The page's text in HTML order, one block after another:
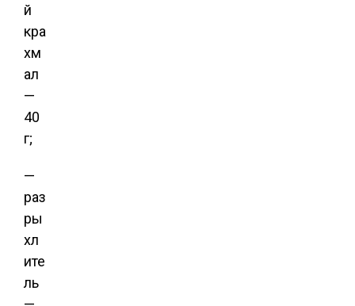
й
кра
хм
ал
—
40
г;
—
раз
ры
хл
ите
ль